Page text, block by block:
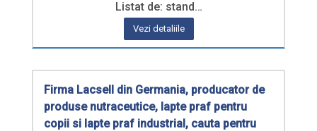
Listat de: stand…
Vezi detaliile
Firma Lacsell din Germania, producator de
produse nutraceutice, lapte praf pentru
copii si lapte praf industrial, cauta pentru